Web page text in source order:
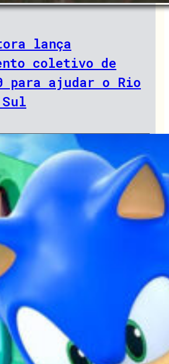
lança
coletivo de
para ajudar o Rio
Sul